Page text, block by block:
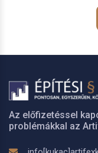
Az előfizetéssel
problémákkal az